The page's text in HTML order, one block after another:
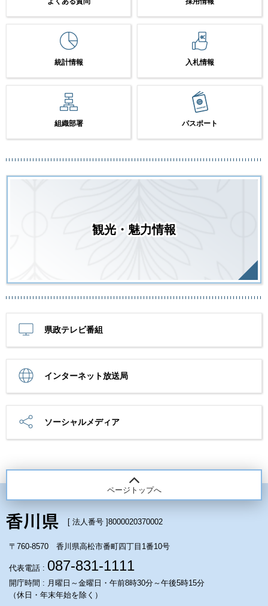
統計情報 入札情報
組織部署 パスポート
観光・魅力情報
県政テレビ番組
インターネット放送局
ソーシャルメディア
ページトップへ
[ 法人番号 ]8000020370002
〒760-8570 香川県高松市番町四丁目1番10号
代表電話 : 087-831-1111
開庁時間 : 月曜日～金曜日・午前8時30分～午後5時15分
（休日・年末年始を除く）